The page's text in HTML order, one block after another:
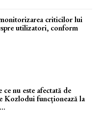
criticilor lui
utilizatori, conform
nu este afectată de
Kozlodui funcționează la